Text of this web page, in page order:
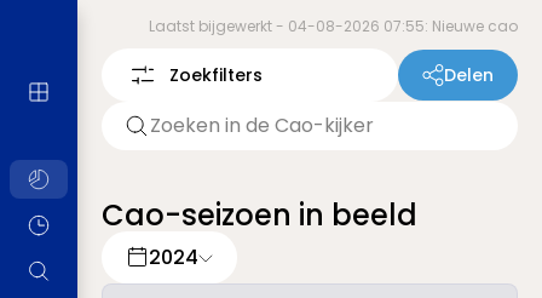
Laatst bijgewerkt - 04-08-2026 07:55: Nieuwe cao
Zoekfilters Delen
Cao-seizoen in beeld
2024